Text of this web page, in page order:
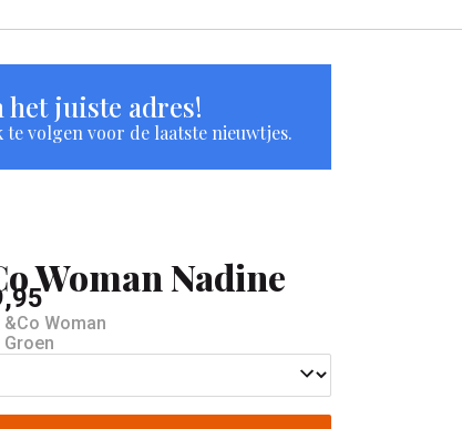
het juiste adres!
volgen voor de laatste nieuwtjes.
Woman Nadine
&Co Woman
Groen